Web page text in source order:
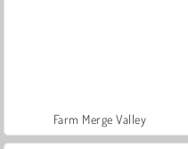
Farm Merge Valley